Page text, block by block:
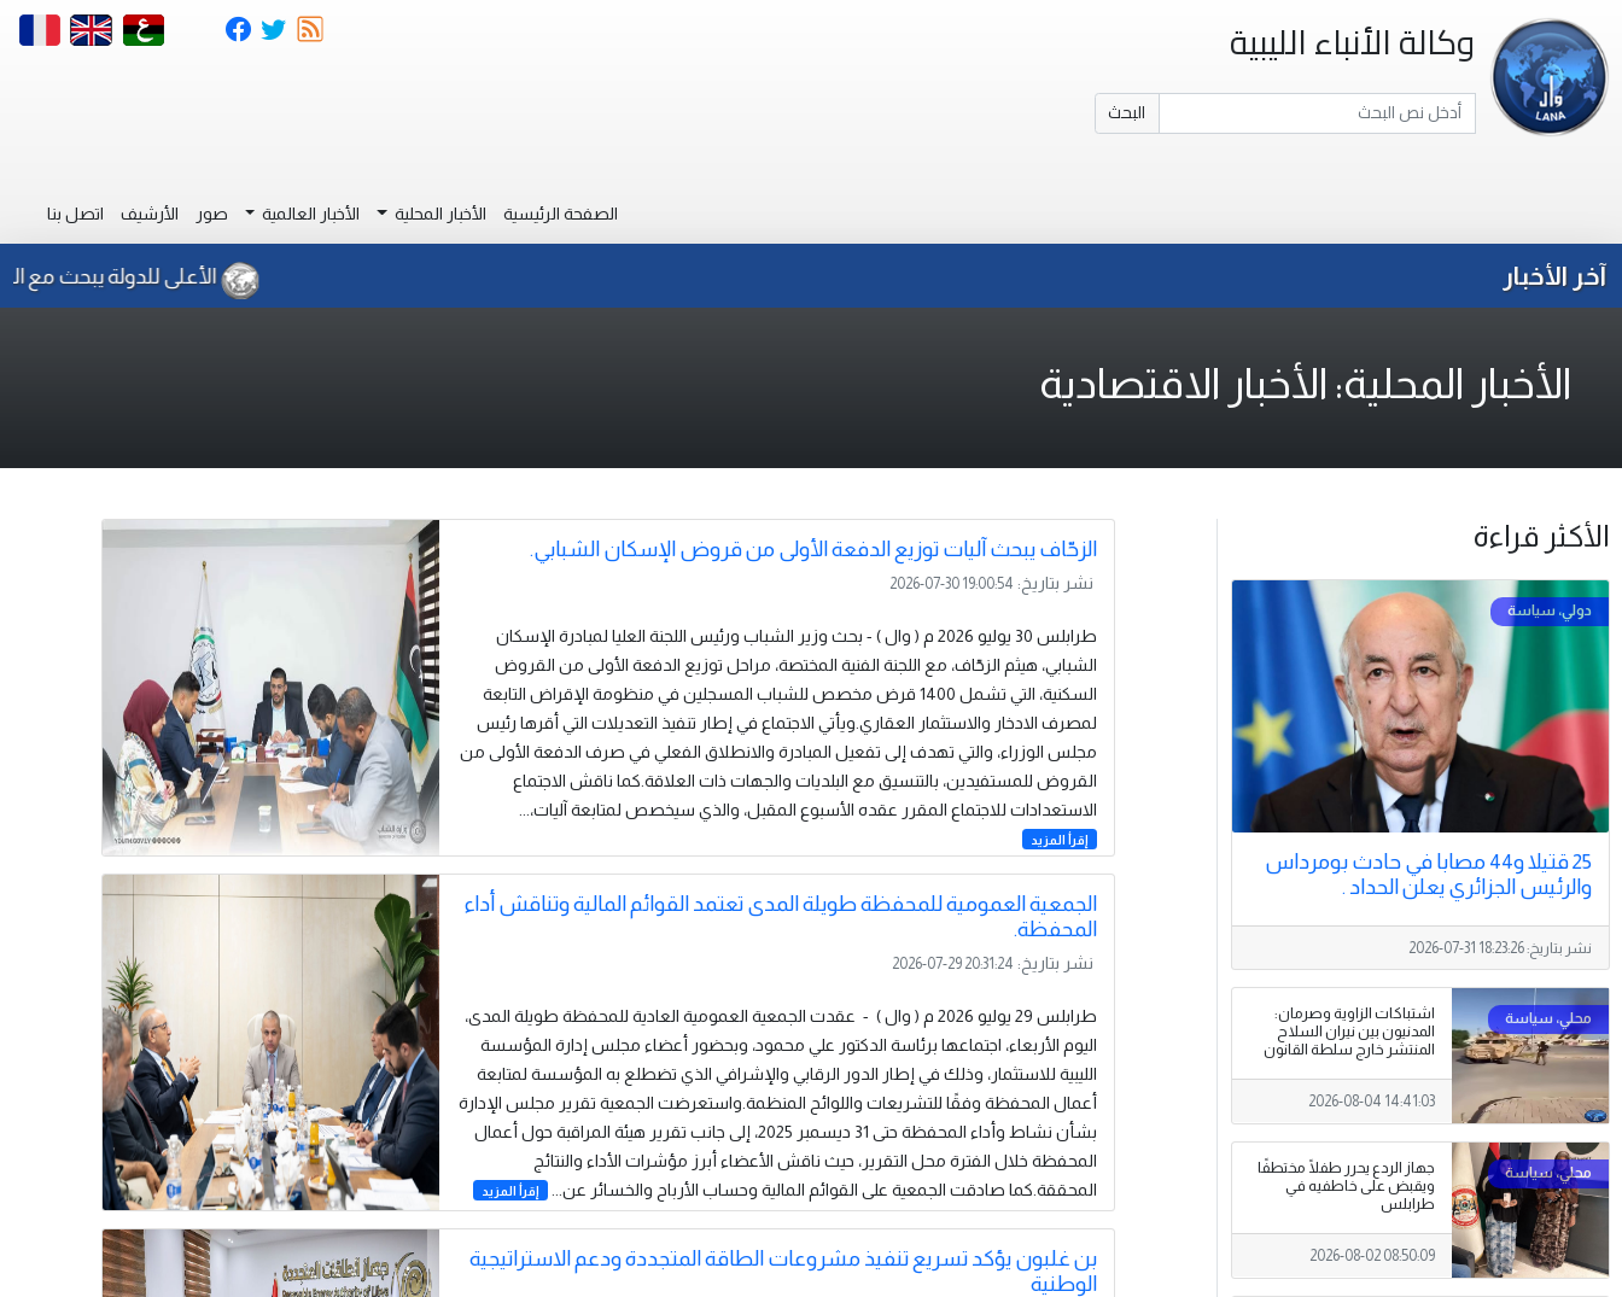
وكالة الأنباء الليبية
البحث
الصفحة الرئيسية الأخبار المحلية الأخبار العالمية صور الأرشيف اتصل بنا
آخر الأخبار الأعلى للدولة يبحث مع السفير
الأخبار المحلية: الأخبار الاقتصادية
الأكثر قراءة
25 قتيلا و44 مصابا في حادث بومرداس
والرئيس الجزائري يعلن الحداد .
نشر بتاريخ:2026-07-31 18:23:26
اشتباكات الزاوية وصرمان:
المدنيون بين نيران السلاح
المنتشر خارج سلطة القانون
2026-08-04 14:41:03
جهاز الردع يحرر طفلًا مختطفًا
ويقبض على خاطفيه في
طرابلس
2026-08-02 08:50:09
الزحّاف يبحث آليات توزيع الدفعة الأولى من قروض الإسكان الشبابي.
نشر بتاريخ: 2026-07-30 19:00:54
طرابلس 30 يوليو 2026 م ( وال ) - بحث وزير الشباب ورئيس اللجنة العليا لمبادرة الإسكان
الشبابي، هيثم الزحّاف، مع اللجنة الفنية المختصة، مراحل توزيع الدفعة الأولى من القروض
السكنية، التي تشمل 1400 قرض مخصص للشباب المسجلين في منظومة الإقراض التابعة
لمصرف الادخار والاستثمار العقاري.ويأتي الاجتماع في إطار تنفيذ التعديلات التي أقرها رئيس
مجلس الوزراء، والتي تهدف إلى تفعيل المبادرة والانطلاق الفعلي في صرف الدفعة الأولى من
القروض للمستفيدين، بالتنسيق مع البلديات والجهات ذات العلاقة.كما ناقش الاجتماع
الاستعدادات للاجتماع المقرر عقده الأسبوع المقبل، والذي سيخصص لمتابعة آليات،...
إقرأ المزيد
الجمعية العمومية للمحفظة طويلة المدى تعتمد القوائم المالية وتناقش أداء
المحفظة.
نشر بتاريخ: 2026-07-29 20:31:24
طرابلس 29 يوليو 2026 م ( وال ) - عقدت الجمعية العمومية العادية للمحفظة طويلة المدى،
اليوم الأربعاء، اجتماعها برئاسة الدكتور علي محمود، وبحضور أعضاء مجلس إدارة المؤسسة
الليبية للاستثمار، وذلك في إطار الدور الرقابي والإشرافي الذي تضطلع به المؤسسة لمتابعة
أعمال المحفظة وفقًا للتشريعات واللوائح المنظمة.واستعرضت الجمعية تقرير مجلس الإدارة
بشأن نشاط وأداء المحفظة حتى 31 ديسمبر 2025، إلى جانب تقرير هيئة المراقبة حول أعمال
المحفظة خلال الفترة محل التقرير، حيث ناقش الأعضاء أبرز مؤشرات الأداء والنتائج
المحققة.كما صادقت الجمعية على القوائم المالية وحساب الأرباح والخسائر عن...
إقرأ المزيد
بن غلبون يؤكد تسريع تنفيذ مشروعات الطاقة المتجددة ودعم الاستراتيجية
الوطنية